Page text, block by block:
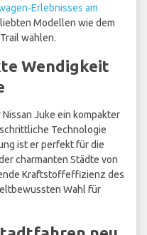
Erlebnisses am
Modellen wie dem
wählen.
Wendigkeit
Nissan Juke ein kompakter
Technologie
ist er perfekt für die
charmanten Städte von
Kraftstoffeffizienz des
Wahl für